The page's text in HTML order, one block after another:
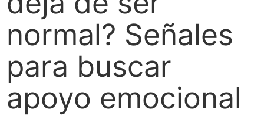
normal? Señales
para buscar
apoyo emocional